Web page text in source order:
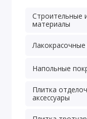
Строительные
материалы
Напольные
Плитка
аксессуары